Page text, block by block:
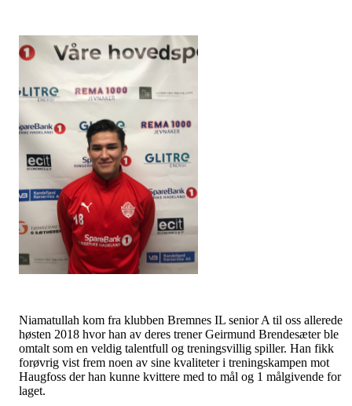
Niamatullah kom fra klubben Bremnes IL senior A til oss allerede
høsten 2018 hvor han av deres trener Geirmund Brendesæter ble
omtalt som en veldig talentfull og treningsvillig spiller. Han fikk
forøvrig vist frem noen av sine kvaliteter i treningskampen mot
Haugfoss der han kunne kvittere med to mål og 1 målgivende for
laget.